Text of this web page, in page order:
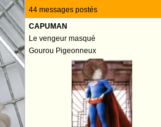
44 messages postés
CAPUMAN
Le vengeur masqué
Gourou Pigeonneux